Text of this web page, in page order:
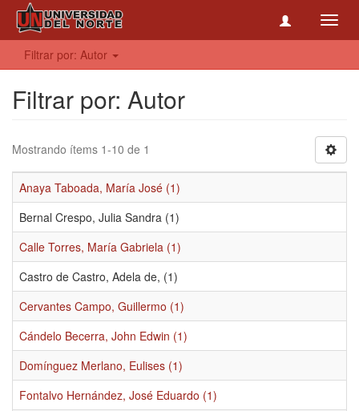
Filtrar por: Autor
Filtrar por: Autor
Mostrando ítems 1-10 de 1
Anaya Taboada, María José (1)
Bernal Crespo, Julia Sandra (1)
Calle Torres, María Gabriela (1)
Castro de Castro, Adela de, (1)
Cervantes Campo, Guillermo (1)
Cándelo Becerra, John Edwin (1)
Domínguez Merlano, Eulises (1)
Fontalvo Hernández, José Eduardo (1)